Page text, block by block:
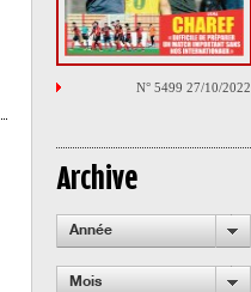
N° 5499 27/10/2022
Archive
Année
Mois